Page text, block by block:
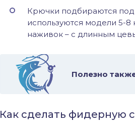
Крючки подбираются
используются модели 5-
наживок – с длинным
Полезно
Как сделать фидерную